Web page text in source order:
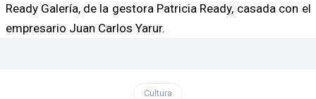
Ready Galería, de la gestora Patricia Ready, casada con el
empresario Juan Carlos Yarur.
Cultura